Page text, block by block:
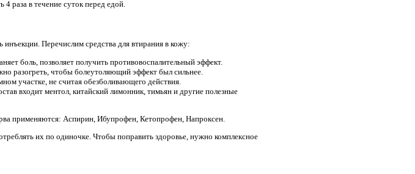
раза в течение суток перед едой.
Перечислим средства для втирания в кожу:
боль, позволяет получить противовоспалительный эффект.
разогреть, чтобы болеутоляющий эффект был сильнее.
участке, не считая обезболивающего действия.
входит ментол, китайский лимонник, тимьян и другие полезные
применяются: Аспирин, Ибупрофен, Кетопрофен, Напроксен.
их по одиночке. Чтобы поправить здоровье, нужно комплексное